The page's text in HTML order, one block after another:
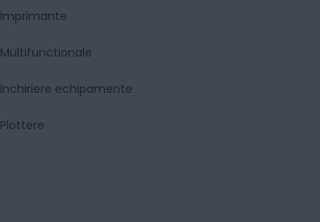
Imprimante
Multifunctionale
Inchiriere echipamente
Plottere